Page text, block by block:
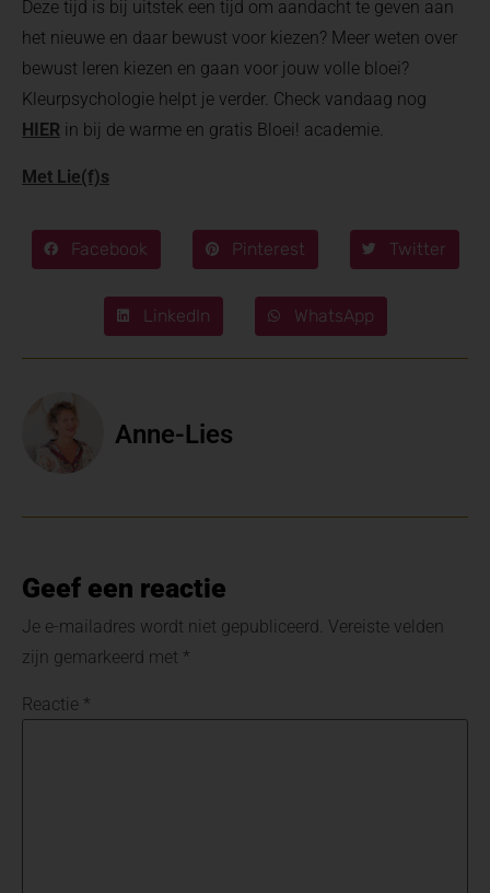
Deze tijd is bij uitstek een tijd om aandacht te geven aan
het nieuwe en daar bewust voor kiezen? Meer weten over
bewust leren kiezen en gaan voor jouw volle bloei?
Kleurpsychologie helpt je verder. Check vandaag nog
HIER in bij de warme en gratis Bloei! academie.
Met Lie(f)s
Facebook Pinterest Twitter
LinkedIn WhatsApp
Anne-Lies
Geef een reactie
Je e-mailadres wordt niet gepubliceerd. Vereiste velden
zijn gemarkeerd met *
Reactie *